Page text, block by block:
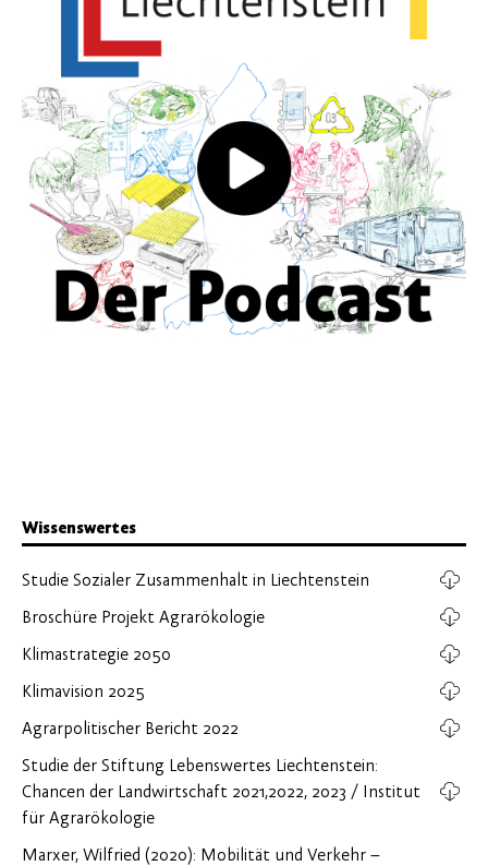
Wissenswertes
Studie Sozialer Zusammenhalt in Liechtenstein
Broschüre Projekt Agrarökologie
Klimastrategie 2050
Klimavision 2025
Agrarpolitischer Bericht 2022
Studie der Stiftung Lebenswertes Liechtenstein:
Chancen der Landwirtschaft 2021,2022, 2023 / Institut
für Agrarökologie
Marxer, Wilfried (2020): Mobilität und Verkehr –